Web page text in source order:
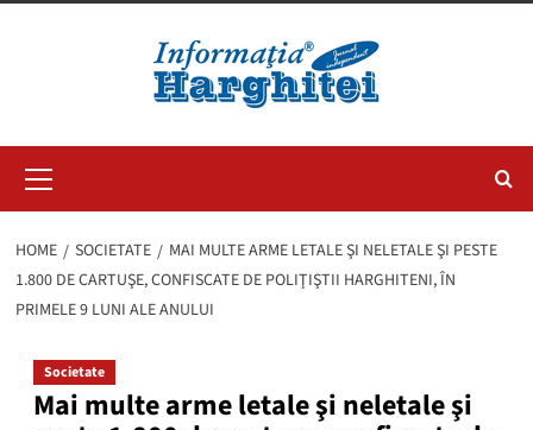
Menu
HOME SOCIETATE
MAI MULTE ARME LETALE ŞI NELETALE ŞI PESTE
1.800 DE CARTUŞE, CONFISCATE DE POLIŢIŞTII HARGHITENI, ÎN
PRIMELE 9 LUNI ALE ANULUI
Societate
Mai multe arme letale şi neletale şi